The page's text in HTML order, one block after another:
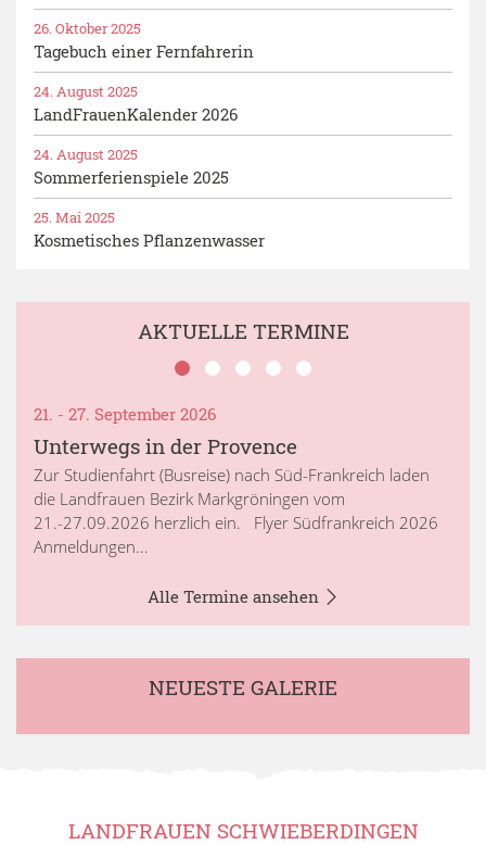
Tagebuch einer Fernfahrerin
26. Oktober 2025
LandFrauenKalender 2026
24. August 2025
Sommerferienspiele 2025
24. August 2025
Kosmetisches Pflanzenwasser
25. Mai 2025
AKTUELLE TERMINE
21. - 27. September 2026
Unterwegs in der Provence
Zur Studienfahrt (Busreise) nach Süd-Frankreich laden
die Landfrauen Bezirk Markgröningen vom
21.-27.09.2026 herzlich ein. Flyer Südfrankreich 2026
Anmeldungen...
Alle Termine ansehen
NEUESTE GALERIE
LANDFRAUEN SCHWIEBERDINGEN